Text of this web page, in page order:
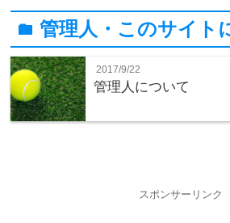
folder管理人・このサイト
2017/9/22
管理人について
スポンサーリンク